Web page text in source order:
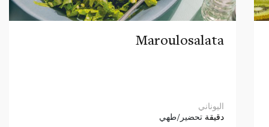
Maroulosalata
اليوناني
دقيقة تحضير/طهي